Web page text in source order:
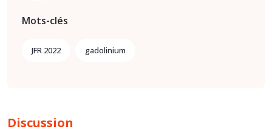
Mots-clés
JFR 2022 gadolinium
Discussion